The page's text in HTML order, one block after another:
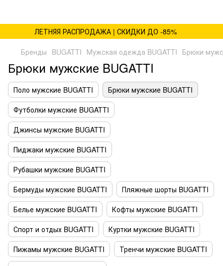
ЛЕТНЯЯ РАСПРОДАЖА | СКИДКИ ДО -85%
Бренды BUGATTI Мужская одежда BUGATTI Брюки
Брюки мужские BUGATTI
Поло мужские BUGATTI
Брюки мужские BUGATTI
Футболки мужские BUGATTI
Джинсы мужские BUGATTI
Пиджаки мужские BUGATTI
Рубашки мужские BUGATTI
Бермуды мужские BUGATTI
Пляжные шорты BUGATTI
Белье мужские BUGATTI
Кофты мужские BUGATTI
Спорт и отдых BUGATTI
Куртки мужские BUGATTI
Пижамы мужские BUGATTI
Тренчи мужские BUGATTI